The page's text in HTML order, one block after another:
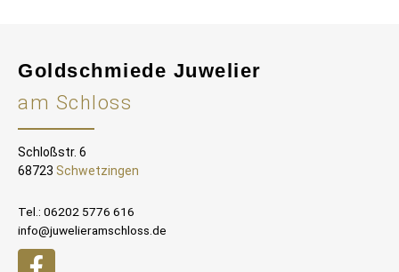
Goldschmiede Juwelier
am Schloss
Schloßstr. 6
68723 Schwetzingen
Tel.: 06202 5776 616
info@juwelieramschloss.de